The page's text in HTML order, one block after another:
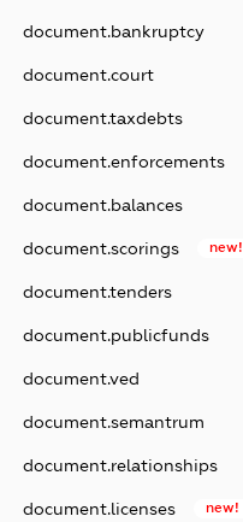
document.bankruptcy
document.court
document.taxdebts
document.enforcements
document.balances
document.scorings new!
document.tenders
document.publicfunds
document.ved
document.semantrum
document.relationships
document.licenses new!